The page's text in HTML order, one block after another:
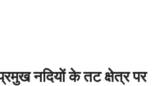
नदियों के तट क्षेत्र पर